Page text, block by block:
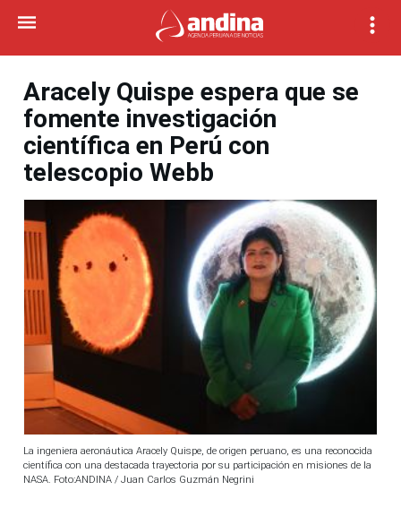
Aracely Quispe espera que se
fomente investigación
científica en Perú con
telescopio Webb
La ingeniera aeronáutica Aracely Quispe, de origen peruano, es una reconocida
científica con una destacada trayectoria por su participación en misiones de la
NASA. Foto:ANDINA / Juan Carlos Guzmán Negrini